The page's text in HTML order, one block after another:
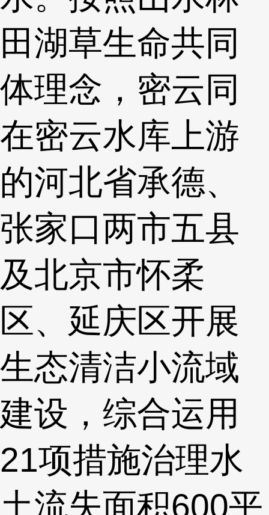
田湖草生命共同
体理念，密云同
在密云水库上游
的河北省承德、
张家口两市五县
及北京市怀柔
区、延庆区开展
生态清洁小流域
建设，综合运用
21项措施治理水
土流失面积600平